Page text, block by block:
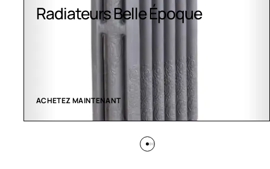
Climatisation Greenor
VOIR LES CRÉATIONS